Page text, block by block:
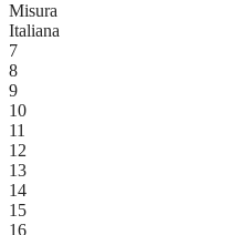
Misura
Italiana
7
8
9
10
11
12
13
14
15
16